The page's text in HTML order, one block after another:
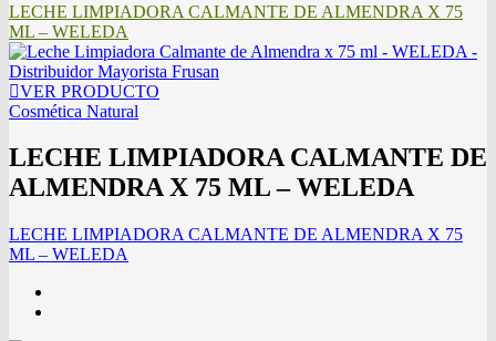
LECHE LIMPIADORA CALMANTE DE ALMENDRA X 75
ML – WELEDA
VER PRODUCTO
Cosmética Natural
LECHE LIMPIADORA CALMANTE DE
ALMENDRA X 75 ML – WELEDA
LECHE LIMPIADORA CALMANTE DE ALMENDRA X 75
ML – WELEDA